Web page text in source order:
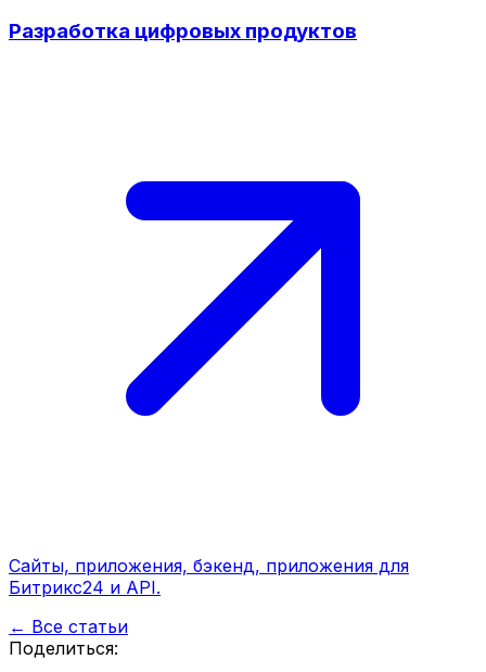
Разработка цифровых продуктов
Сайты, приложения, бэкенд, приложения для
Битрикс24 и API.
← Все статьи
Поделиться: